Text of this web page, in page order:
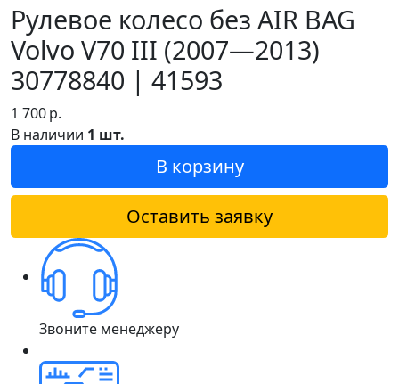
Рулевое колесо без AIR BAG
Volvo V70 III (2007—2013)
30778840 | 41593
1 700р.
В наличии 1 шт.
В корзину
Оставить заявку
Звоните менеджеру